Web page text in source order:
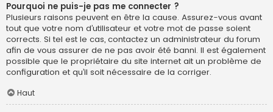
Pourquoi ne puis-je pas me connecter ?
Plusieurs raisons peuvent en être la cause. Assurez-vous avant
tout que votre nom d’utilisateur et votre mot de passe soient
corrects. Si tel est le cas, contactez un administrateur du forum
afin de vous assurer de ne pas avoir été banni. Il est également
possible que le propriétaire du site internet ait un problème de
configuration et qu’il soit nécessaire de la corriger.
Haut